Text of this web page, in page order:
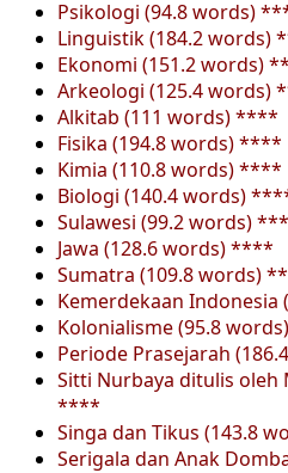
Psikologi (94.8 words)
Linguistik (184.2 words)
Ekonomi (151.2 words)
Arkeologi (125.4 words)
Alkitab (111 words) ****
Fisika (194.8 words) ****
Kimia (110.8 words) ****
Biologi (140.4 words)
Sulawesi (99.2 words)
Jawa (128.6 words) ****
Sumatra (109.8 words)
Kemerdekaan
Kolonialisme (95.8
Periode Prasejarah
Sitti Nurbaya ditulis oleh
****
Singa dan Tikus (143.8
Serigala dan Anak